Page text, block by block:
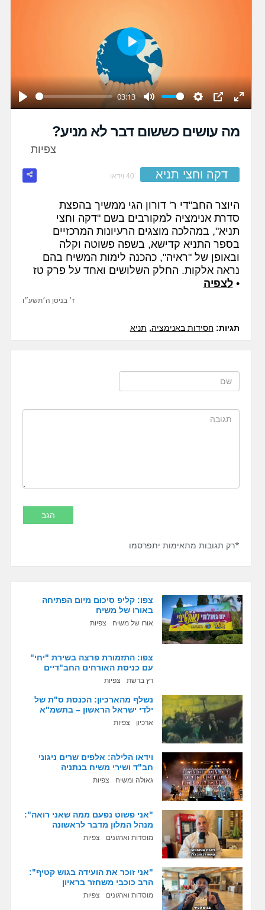
Play
03:13
Mute Settings PIPEnter
fullscreen
Play
מה עושים כששום דבר לא מניע?
צפיות
דקה וחצי תניא 40 וידאו
היוצר החב"די ר' דורון הגי ממשיך בהפצת
סדרת אנימציה למקורבים בשם "דקה וחצי
תניא", במהלכה מוצגים הרעיונות המרכזיים
בספר התניא קדישא, בשפה פשוטה וקלה
ובאופן של "ראיה", כהכנה לימות המשיח בהם
נראה אלקות. החלק השלושים ואחד על פרק טז
•לצפיה
ז׳ בניסן ה׳תשע״ו
תגיות:חסידות באנימציה, תניא
*רק תגובות מתאימות יתפרסמו
צפו: קליפ סיכום מיום הפתיחה
באורו של משיח
אורו של משיח צפיות
צפו: התזמורת פרצה בשירת "יחי"
עם כניסת האורחים החב"דיים
רץ ברשת צפיות
נשלף מהארכיון: הכנסת ס"ת של
ילדי ישראל הראשון – בתשמ"א
ארכיון צפיות
וידאו הלילה: אלפים שרים ניגוני
חב"ד ושירי משיח בנתניה
גאולה ומשיח צפיות
"אני פשוט נפעם ממה שאני רואה":
מנהל המלון מדבר לראשונה
מוסדות וארגונים צפיות
"אני זוכר את הועידה בגוש קטיף":
הרב כוכבי משחזר בראיון
מוסדות וארגונים צפיות